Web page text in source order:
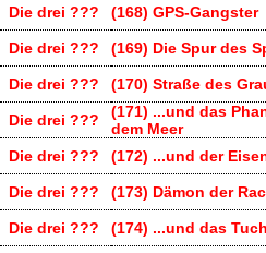
Die drei ??? (168) GPS-Gangster
Die drei ??? (169) Die Spur des
Die drei ??? (170) Straße des
Die drei ???
(171) ...und das
dem Meer
Die drei ??? (172) ...und der
Die drei ??? (173) Dämon der
Die drei ??? (174) ...und das